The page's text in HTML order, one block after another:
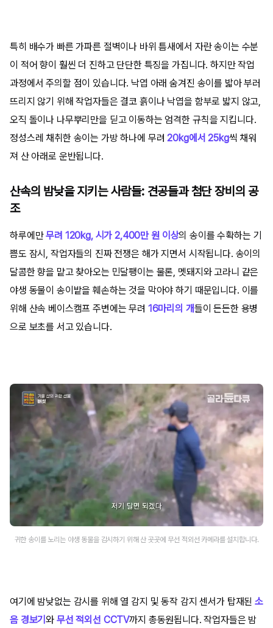
특히 배수가 빠른 가파른 절벽이나 바위 틈새에서 자란 송이는 수분
이 적어 향이 훨씬 더 진하고 단단한 특징을 가집니다. 하지만 작업
과정에서 주의할 점이 있습니다. 낙엽 아래 숨겨진 송이를 밟아 부러
뜨리지 않기 위해 작업자들은 결코 흙이나 낙엽을 함부로 밟지 않고,
오직 돌이나 나무뿌리만을 딛고 이동하는 엄격한 규칙을 지킵니다.
정성스레 채취한 송이는 가방 하나에 무려20kg에서 25kg씩 채워
져 산 아래로 운반됩니다.
산속의 밤낮을 지키는 사람들: 견공들과 첨단 장비의 공
조
하루에만무려 120kg, 시가 2,400만 원 이상의 송이를 수확하는 기
쁨도 잠시, 작업자들의 진짜 전쟁은 해가 지면서 시작됩니다. 송이의
달콤한 향을 맡고 찾아오는 민달팽이는 물론, 멧돼지와 고라니 같은
야생 동물이 송이밭을 훼손하는 것을 막아야 하기 때문입니다. 이를
위해 산속 베이스캠프 주변에는 무려 16마리의 개들이 든든한 용병
으로 보초를 서고 있습니다.
귀한 송이를 노리는 야생 동물을 감시하기 위해 산 곳곳에 무선 적외선 카메라를 설치합니다.
여기에 밤낮없는 감시를 위해 열 감지 및 동작 감지 센서가 탑재된소
음 경보기와 무선 적외선 CCTV까지 총동원됩니다. 작업자들은 밤